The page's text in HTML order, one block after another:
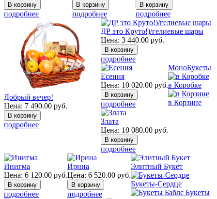
подробнее подробнее подробнее
Добрый вечер!
Цена: 7 490.00 руб.
подробнее
ДР это Круто!)/гелиевые шары
Цена: 3 440.00 руб.
подробнее
Есения
Цена: 10 020.00 руб.
подробнее
Злата
Цена: 10 080.00 руб.
подробнее
Инигма
Цена: 6 120.00 руб.
подробнее
Ирина
Цена: 6 520.00 руб.
подробнее
МоноБукеты
в Коробке
в Корзине
Элитный Букет
Букеты-Сердце
Букеты